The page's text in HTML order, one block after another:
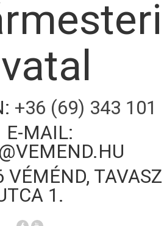
+36 (69) 343 101
E-MAIL:
VÉMÉND, TAVASZ
1.